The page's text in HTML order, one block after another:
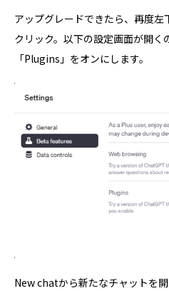
アップグレードできたら、再度
クリック。以下の設定画面が開
「Plugins」をオンにします。
New chatから新たなチャットを